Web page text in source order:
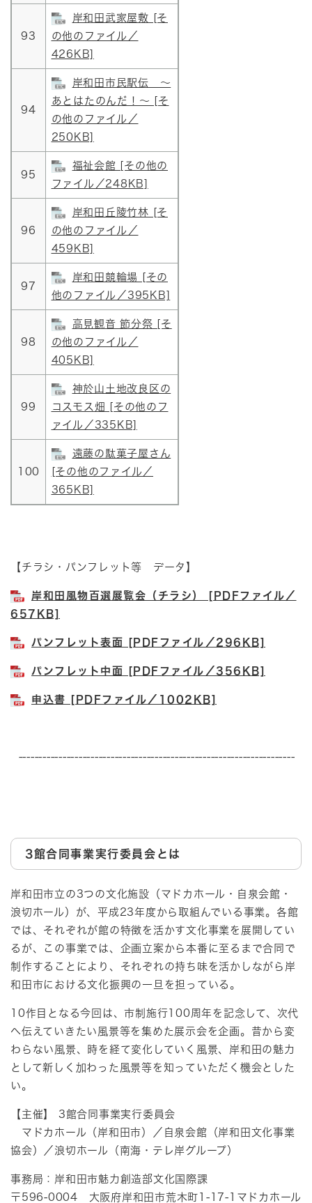
93
岸和田武家屋敷 [そ
の他のファイル／
426KB]
94
岸和田市民駅伝 ～
あとはたのんだ！～ [そ
の他のファイル／
250KB]
95
福祉会館 [その他の
ファイル／248KB]
96
岸和田丘陵竹林 [そ
の他のファイル／
459KB]
97
岸和田競輪場 [その
他のファイル／395KB]
98
高見観音 節分祭 [そ
の他のファイル／
405KB]
99
神於山土地改良区の
コスモス畑 [その他のフ
ァイル／335KB]
100
遠藤の駄菓子屋さん
[その他のファイル／
365KB]
【チラシ・パンフレット等 データ】
岸和田風物百選展覧会（チラシ） [PDFファイル／
657KB]
パンフレット表面 [PDFファイル／296KB]
パンフレット中面 [PDFファイル／356KB]
申込書 [PDFファイル／1002KB]
---------------------------------------------------------------------
3館合同事業実行委員会とは
岸和田市立の3つの文化施設（マドカホール・自泉会館・
浪切ホール）が、平成23年度から取組んでいる事業。各館
では、それぞれが館の特徴を活かす文化事業を展開してい
るが、この事業では、企画立案から本番に至るまで合同で
制作することにより、それぞれの持ち味を活かしながら岸
和田市における文化振興の一旦を担っている。
10作目となる今回は、市制施行100周年を記念して、次代
へ伝えていきたい風景等を集めた展示会を企画。昔から変
わらない風景、時を経て変化していく風景、岸和田の魅力
として新しく加わった風景等を知っていただく機会とした
い。
【主催】 3館合同事業実行委員会
マドカホール（岸和田市）／自泉会館（岸和田文化事業
協会）／浪切ホール（南海・テレ岸グループ）
事務局：岸和田市魅力創造部文化国際課
〒596-0004 大阪府岸和田市荒木町1-17-1マドカホール